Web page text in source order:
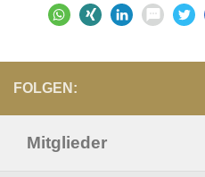
FOLGEN:
Mitglieder